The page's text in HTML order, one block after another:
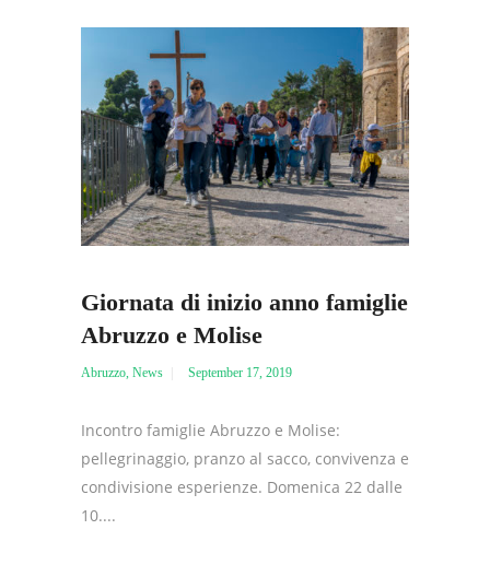
Giornata di inizio anno famiglie
Abruzzo e Molise
Abruzzo, News September 17, 2019
Incontro famiglie Abruzzo e Molise:
pellegrinaggio, pranzo al sacco, convivenza e
condivisione esperienze. Domenica 22 dalle
10....